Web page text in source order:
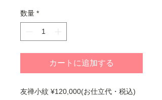
数量 *
カートに追加する
友禅小紋 ¥120,000(お仕立代・税込)